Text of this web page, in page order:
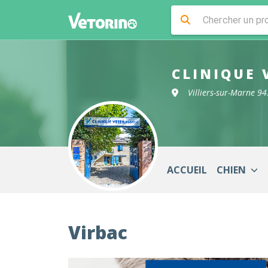
CLINIQUE
Villiers-sur-Marne
ACCUEIL CHIEN
Virbac